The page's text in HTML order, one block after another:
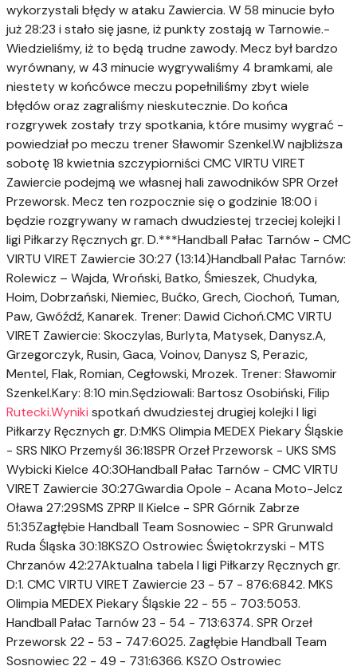
wykorzystali błędy w ataku Zawiercia. W 58 minucie było
już 28:23 i stało się jasne, iż punkty zostają w Tarnowie.-
Wiedzieliśmy, iż to będą trudne zawody. Mecz był bardzo
wyrównany, w 43 minucie wygrywaliśmy 4 bramkami, ale
niestety w końcówce meczu popełniliśmy zbyt wiele
błędów oraz zagraliśmy nieskutecznie. Do końca
rozgrywek zostały trzy spotkania, które musimy wygrać -
powiedział po meczu trener Sławomir Szenkel.W najbliższa
sobotę 18 kwietnia szczypiorniści CMC VIRTU VIRET
Zawiercie podejmą we własnej hali zawodników SPR Orzeł
Przeworsk. Mecz ten rozpocznie się o godzinie 18:00 i
będzie rozgrywany w ramach dwudziestej trzeciej kolejki I
ligi Piłkarzy Ręcznych gr. D.***Handball Pałac Tarnów - CMC
VIRTU VIRET Zawiercie 30:27 (13:14)Handball Pałac Tarnów:
Rolewicz – Wajda, Wroński, Batko, Śmieszek, Chudyka,
Hoim, Dobrzański, Niemiec, Bućko, Grech, Ciochoń, Tuman,
Paw, Gwóźdź, Kanarek. Trener: Dawid Cichoń.CMC VIRTU
VIRET Zawiercie: Skoczylas, Burlyta, Matysek, Danysz.A,
Grzegorczyk, Rusin, Gaca, Voinov, Danysz S, Perazic,
Mentel, Flak, Romian, Cegłowski, Mrozek. Trener: Sławomir
Szenkel.Kary: 8:10 min.Sędziowali: Bartosz Osobiński, Filip
Rutecki.Wyniki spotkań dwudziestej drugiej kolejki I ligi
Piłkarzy Ręcznych gr. D:MKS Olimpia MEDEX Piekary Śląskie
- SRS NIKO Przemyśl 36:18SPR Orzeł Przeworsk - UKS SMS
Wybicki Kielce 40:30Handball Pałac Tarnów - CMC VIRTU
VIRET Zawiercie 30:27Gwardia Opole - Acana Moto-Jelcz
Oława 27:29SMS ZPRP II Kielce - SPR Górnik Zabrze
51:35Zagłębie Handball Team Sosnowiec - SPR Grunwald
Ruda Śląska 30:18KSZO Ostrowiec Świętokrzyski - MTS
Chrzanów 42:27Aktualna tabela I ligi Piłkarzy Ręcznych gr.
D:1. CMC VIRTU VIRET Zawiercie 23 - 57 - 876:6842. MKS
Olimpia MEDEX Piekary Śląskie 22 - 55 - 703:5053.
Handball Pałac Tarnów 23 - 54 - 713:6374. SPR Orzeł
Przeworsk 22 - 53 - 747:6025. Zagłębie Handball Team
Sosnowiec 22 - 49 - 731:6366. KSZO Ostrowiec